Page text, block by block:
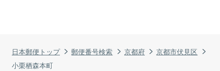
日本郵便トップ 郵便番号検索 京都府
京都市伏見区
小栗栖森本町